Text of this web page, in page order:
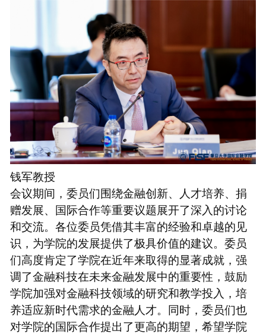
钱军教授
会议期间，委员们围绕金融创新、人才培养、捐
赠发展、国际合作等重要议题展开了深入的讨论
和交流。各位委员凭借其丰富的经验和卓越的见
识，为学院的发展提供了极具价值的建议。委员
们高度肯定了学院在近年来取得的显著成就，强
调了金融科技在未来金融发展中的重要性，鼓励
学院加强对金融科技领域的研究和教学投入，培
养适应新时代需求的金融人才。同时，委员们也
对学院的国际合作提出了更高的期望，希望学院